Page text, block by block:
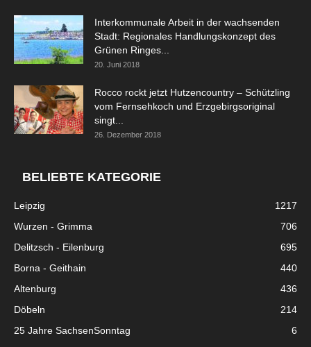
Interkommunale Arbeit in der wachsenden
Stadt: Regionales Handlungskonzept des
Grünen Ringes...
20. Juni 2018
Rocco rockt jetzt Hutzencountry – Schützling
vom Fernsehkoch und Erzgebirgsoriginal
singt...
26. Dezember 2018
BELIEBTE KATEGORIE
Leipzig
1217
Wurzen - Grimma
706
Delitzsch - Eilenburg
695
Borna - Geithain
440
Altenburg
436
Döbeln
214
25 Jahre SachsenSonntag
6